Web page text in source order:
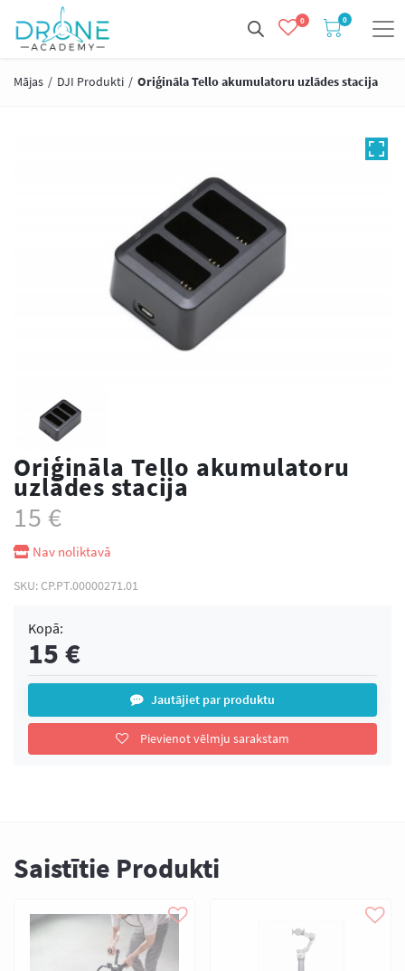
0 0
Mājas / DJI Produkti / Oriģināla Tello akumulatoru uzlādes stacija
Oriģināla Tello akumulatoru
uzlādes stacija
15 €
Nav noliktavā
SKU: CP.PT.00000271.01
Kopā:
15 €
Jautājiet par produktu
Pievienot vēlmju sarakstam
Saistītie Produkti